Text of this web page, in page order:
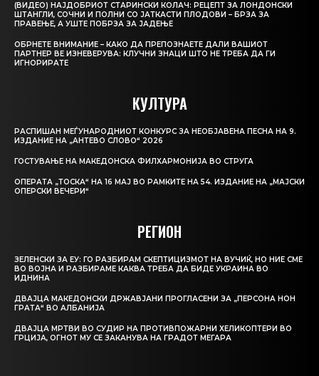
(ВИДЕО) НАЈДОБРИОТ СТАРИНСКИ КОЛАЧ: РЕЦЕПТ ЗА ЛОНДОНСКИ
ШТАНГЛИ, СОЧНИ И ПОЛНИ СО ЈАТКАСТИ ПЛОДОВИ – БРЗА ЗА
ПРАВЕЊЕ, А УШТЕ ПОБРЗА ЗА ЈАДЕЊЕ
ОБРНЕТЕ ВНИМАНИЕ – КАКО ДА ПРЕПОЗНАЕТЕ ДАЛИ ВАШИОТ
ПАРТНЕР ВЕ ИЗНЕВЕРУВА: КЛУЧНИ ЗНАЦИ ШТО НЕ ТРЕБА ДА ГИ
ИГНОРИРАТЕ
КУЛТУРА
РАСПИШАН МЕЃУНАРОДНИОТ КОНКУРС ЗА НЕОБЈАВЕНА ПЕСНА НА 9.
ИЗДАНИЕ НА „АНТЕВО СЛОВО“ 2026
ГОСТУВАЊЕ НА МАКЕДОНСКА ФИЛХАРМОНИЈА ВО СТРУГА
ОПЕРАТА „ТОСКА“ НА 16 МАЈ ВО РАМКИТЕ НА 54. ИЗДАНИЕ НА „МАЈСКИ
ОПЕРСКИ ВЕЧЕРИ“
РЕГИОН
ЗЕЛЕНСКИ ЗА ЕУ: ГО РАЗБИРАМ СКЕПТИЦИЗМОТ НА ВУЧИЌ, НО НИЕ СМЕ
ВО ВОЈНА И РАЗБИРАМЕ КАКВА ТРЕБА ДА БИДЕ УКРАИНА ВО
ИДНИНА
ДВАЈЦА МАКЕДОНСКИ ДРЖАВЈАНИ ПРОГЛАСЕНИ ЗА „ПЕРСОНА НОН
ГРАТА“ ВО АЛБАНИЈА
ДВАЈЦА МРТВИ ВО СУДИР НА ПРОТИВПОЖАРНИ ХЕЛИКОПТЕРИ ВО
ГРЦИЈА, ОГНОТ МУ СЕ ЗАКАНУВА НА ГРАДОТ МЕГАРА